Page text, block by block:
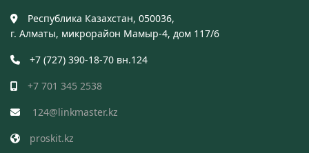
Республика Казахстан, 050036,
г. Алматы, микрорайон Мамыр-4, дом 117/6
+7 (727) 390-18-70 вн.124
+7 701 345 2538
124@linkmaster.kz
proskit.kz